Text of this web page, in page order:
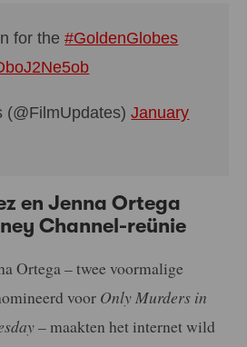
for the#GoldenGlobes
(@FilmUpdates)January
en Jenna Ortega
Channel-reünie
Ortega – twee voormalige
voor Only Murders in
– maakten het internet wild